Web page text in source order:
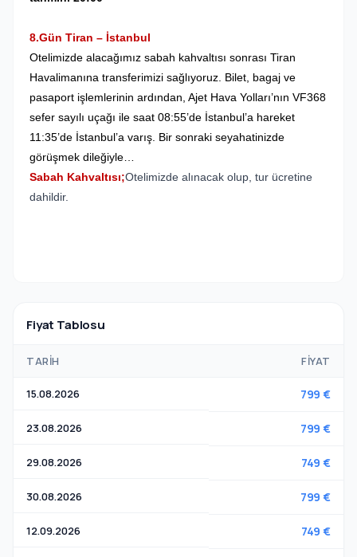
8.Gün Tiran – İstanbul
Otelimizde alacağımız sabah kahvaltısı sonrası Tiran
Havalimanına transferimizi sağlıyoruz. Bilet, bagaj ve
pasaport işlemlerinin ardından, Ajet Hava Yolları’nın VF368
sefer sayılı uçağı ile saat 08:55’de İstanbul’a hareket
11:35’de İstanbul’a varış. Bir sonraki seyahatinizde
görüşmek dileğiyle…
Sabah Kahvaltısı;Otelimizde alınacak olup, tur ücretine
dahildir.
Fiyat Tablosu
TARIH FIYAT
15.08.2026 799 €
23.08.2026 799 €
29.08.2026 749 €
30.08.2026 799 €
12.09.2026 749 €